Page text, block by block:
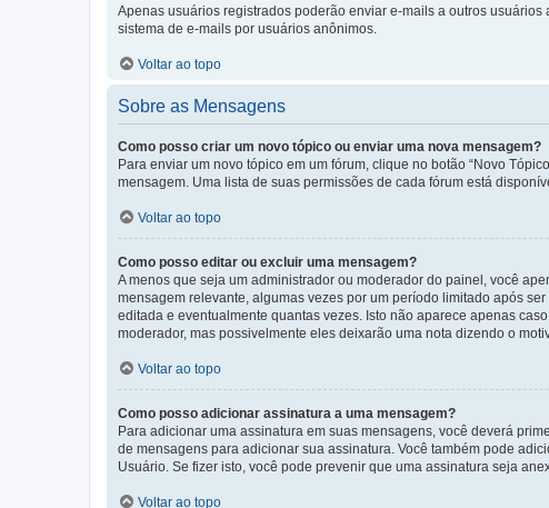
Apenas usuários registrados poderão enviar e-mails a outros
sistema de e-mails por usuários anônimos.
Voltar ao topo
Sobre as Mensagens
Como posso criar um novo tópico ou enviar uma nova mensagem?
Para enviar um novo tópico em um fórum, clique no botão “Novo
mensagem. Uma lista de suas permissões de cada fórum está
Voltar ao topo
Como posso editar ou excluir uma mensagem?
A menos que seja um administrador ou moderador do painel, você
mensagem relevante, algumas vezes por um período limitado após
editada e eventualmente quantas vezes. Isto não aparece apenas
moderador, mas possivelmente eles deixarão uma nota dizendo o
Voltar ao topo
Como posso adicionar assinatura a uma mensagem?
Para adicionar uma assinatura em suas mensagens, você deverá
de mensagens para adicionar sua assinatura. Você também pode
Usuário. Se fizer isto, você pode prevenir que uma assinatura seja
Voltar ao topo